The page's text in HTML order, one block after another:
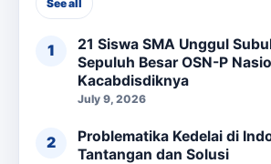
See all
21 Siswa SMA Unggul
Sepuluh Besar OSN-P
Kacabdisdiknya
July 9, 2026
Problematika Kedelai di
Tantangan dan Solusi